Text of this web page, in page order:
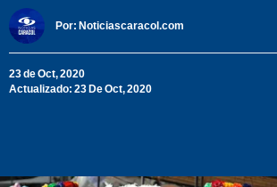
Por: Noticiascaracol.com
23 de Oct, 2020
Actualizado: 23 De Oct, 2020